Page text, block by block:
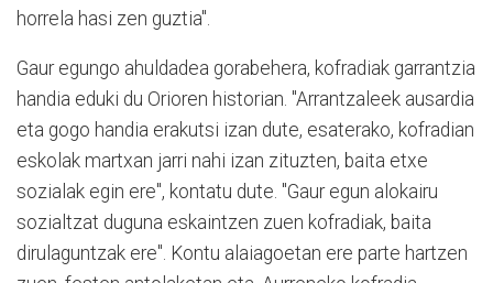
horrela hasi zen guztia".
Gaur egungo ahuldadea gorabehera, kofradiak garrantzia
handia eduki du Orioren historian. "Arrantzaleek ausardia
eta gogo handia erakutsi izan dute, esaterako, kofradian
eskolak martxan jarri nahi izan zituzten, baita etxe
sozialak egin ere", kontatu dute. "Gaur egun alokairu
sozialtzat duguna eskaintzen zuen kofradiak, baita
dirulaguntzak ere". Kontu alaiagoetan ere parte hartzen